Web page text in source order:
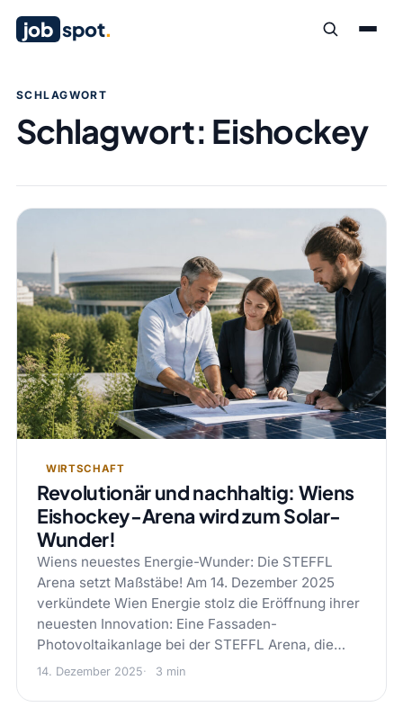
job spot.
SCHLAGWORT
Schlagwort: Eishockey
WIRTSCHAFT
Revolutionär und nachhaltig: Wiens
Eishockey-Arena wird zum Solar-
Wunder!
Wiens neuestes Energie-Wunder: Die STEFFL
Arena setzt Maßstäbe! Am 14. Dezember 2025
verkündete Wien Energie stolz die Eröffnung ihrer
neuesten Innovation: Eine Fassaden-
Photovoltaikanlage bei der STEFFL Arena, die…
14. Dezember 2025 3 min